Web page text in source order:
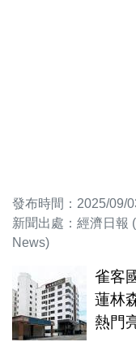
發布時間：2025/09/
新聞出處：經濟日報
News)
雀客
蓮林
熱門